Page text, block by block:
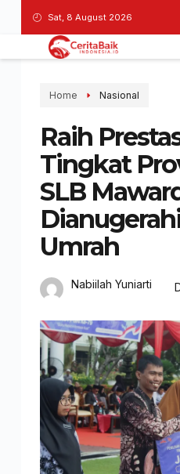
Sat, 8 August 2026
Home Nasional
Raih
Tingkat
SLB
Umrah
Nabiilah Yuniarti